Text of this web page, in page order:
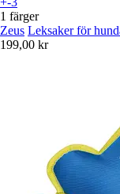
1 färger
Zeus Leksaker för
199,00 kr